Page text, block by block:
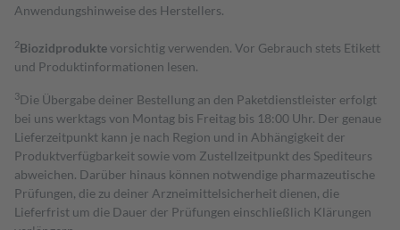
Anwendungshinweise des Herstellers.
2Biozidproduktevorsichtig verwenden. Vor Gebrauch stets Etikett
und Produktinformationen lesen.
3Die Übergabe deiner Bestellung an den Paketdienstleister erfolgt
bei uns werktags von Montag bis Freitag bis 18:00 Uhr. Der genaue
Lieferzeitpunkt kann je nach Region und in Abhängigkeit der
Produktverfügbarkeit sowie vom Zustellzeitpunkt des Spediteurs
abweichen. Darüber hinaus können notwendige pharmazeutische
Prüfungen, die zu deiner Arzneimittelsicherheit dienen, die
Lieferfrist um die Dauer der Prüfungen einschließlich Klärungen